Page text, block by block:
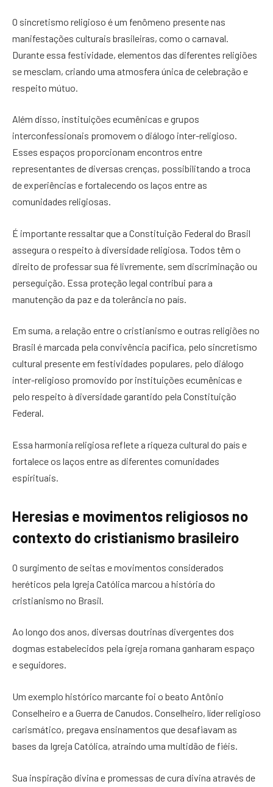
O sincretismo religioso é um fenômeno presente nas
manifestações culturais brasileiras, como o carnaval.
Durante essa festividade, elementos das diferentes religiões
se mesclam, criando uma atmosfera única de celebração e
respeito mútuo.
Além disso, instituições ecumênicas e grupos
interconfessionais promovem o diálogo inter-religioso.
Esses espaços proporcionam encontros entre
representantes de diversas crenças, possibilitando a troca
de experiências e fortalecendo os laços entre as
comunidades religiosas.
É importante ressaltar que a Constituição Federal do Brasil
assegura o respeito à diversidade religiosa. Todos têm o
direito de professar sua fé livremente, sem discriminação ou
perseguição. Essa proteção legal contribui para a
manutenção da paz e da tolerância no país.
Em suma, a relação entre o cristianismo e outras religiões no
Brasil é marcada pela convivência pacífica, pelo sincretismo
cultural presente em festividades populares, pelo diálogo
inter-religioso promovido por instituições ecumênicas e
pelo respeito à diversidade garantido pela Constituição
Federal.
Essa harmonia religiosa reflete a riqueza cultural do país e
fortalece os laços entre as diferentes comunidades
espirituais.
Heresias e movimentos religiosos no
contexto do cristianismo brasileiro
O surgimento de seitas e movimentos considerados
heréticos pela Igreja Católica marcou a história do
cristianismo no Brasil.
Ao longo dos anos, diversas doutrinas divergentes dos
dogmas estabelecidos pela igreja romana ganharam espaço
e seguidores.
Um exemplo histórico marcante foi o beato Antônio
Conselheiro e a Guerra de Canudos. Conselheiro, líder religioso
carismático, pregava ensinamentos que desafiavam as
bases da Igreja Católica, atraindo uma multidão de fiéis.
Sua inspiração divina e promessas de cura divina através de